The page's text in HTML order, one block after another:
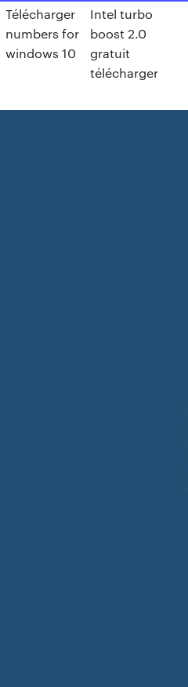
Télécharger
numbers for
windows 10
Intel turbo
boost 2.0
gratuit
télécharger